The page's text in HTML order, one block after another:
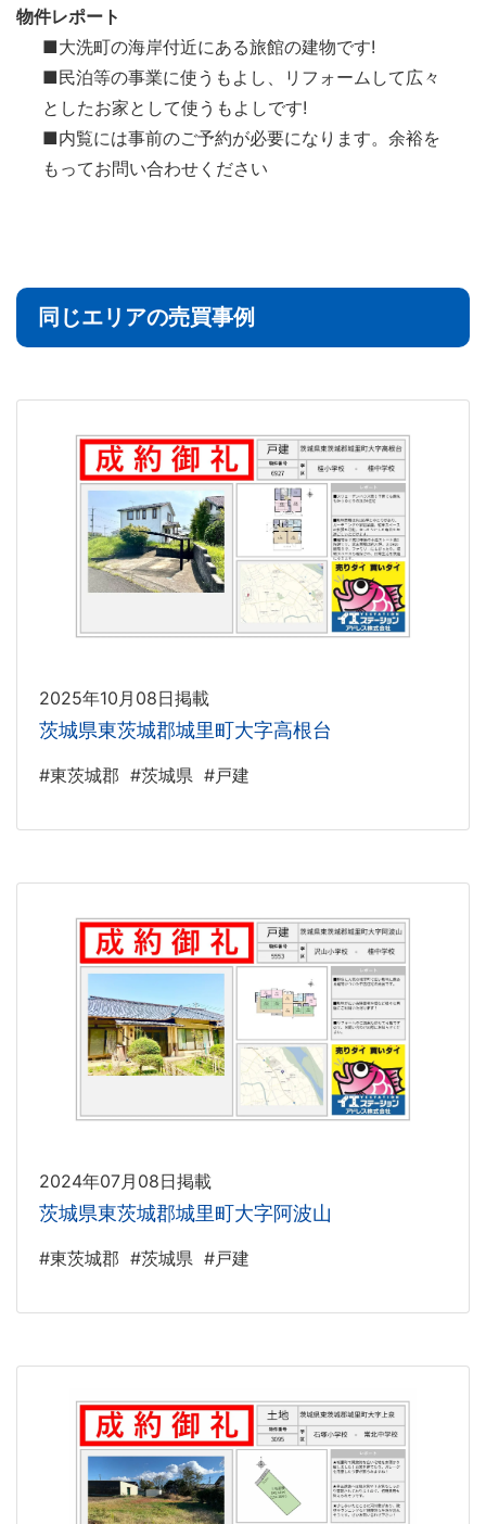
物件レポート
■大洗町の海岸付近にある旅館の建物です!
■民泊等の事業に使うもよし、リフォームして広々
としたお家として使うもよしです!
■内覧には事前のご予約が必要になります。余裕を
もってお問い合わせください
同じエリアの売買事例
2025年10月08日掲載
茨城県東茨城郡城里町大字高根台
#東茨城郡 #茨城県 #戸建
2024年07月08日掲載
茨城県東茨城郡城里町大字阿波山
#東茨城郡 #茨城県 #戸建